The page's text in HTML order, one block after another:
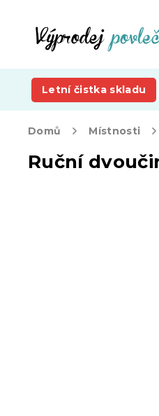
Letní čistka skladu
Domů Místnosti
Ruční